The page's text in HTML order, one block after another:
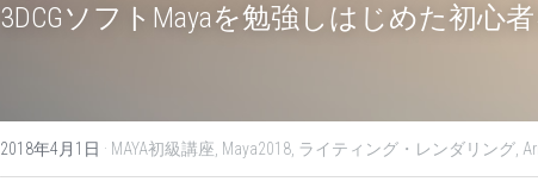
3DCGソフトMayaを勉強しはじめた初心
2018年4月1日 · MAYA初級講座, Maya2018, ライティング・レンダリング,